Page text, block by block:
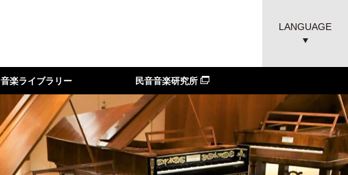
LANGUAGE
音楽ライブラリー 民音音楽研究所